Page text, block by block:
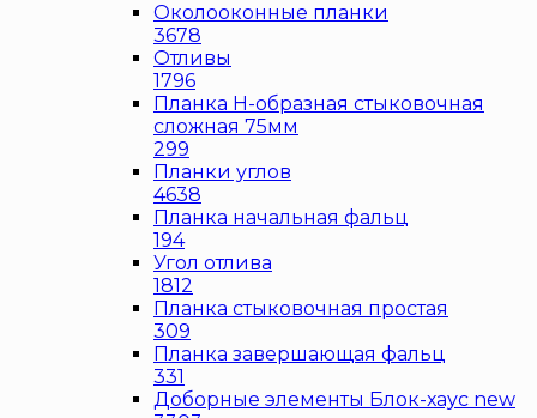
Околооконные планки
3678
Отливы
1796
Планка H-образная стыковочная
сложная 75мм
299
Планки углов
4638
Планка начальная фальц
194
Угол отлива
1812
Планка стыковочная простая
309
Планка завершающая фальц
331
Доборные элементы Блок-хаус new